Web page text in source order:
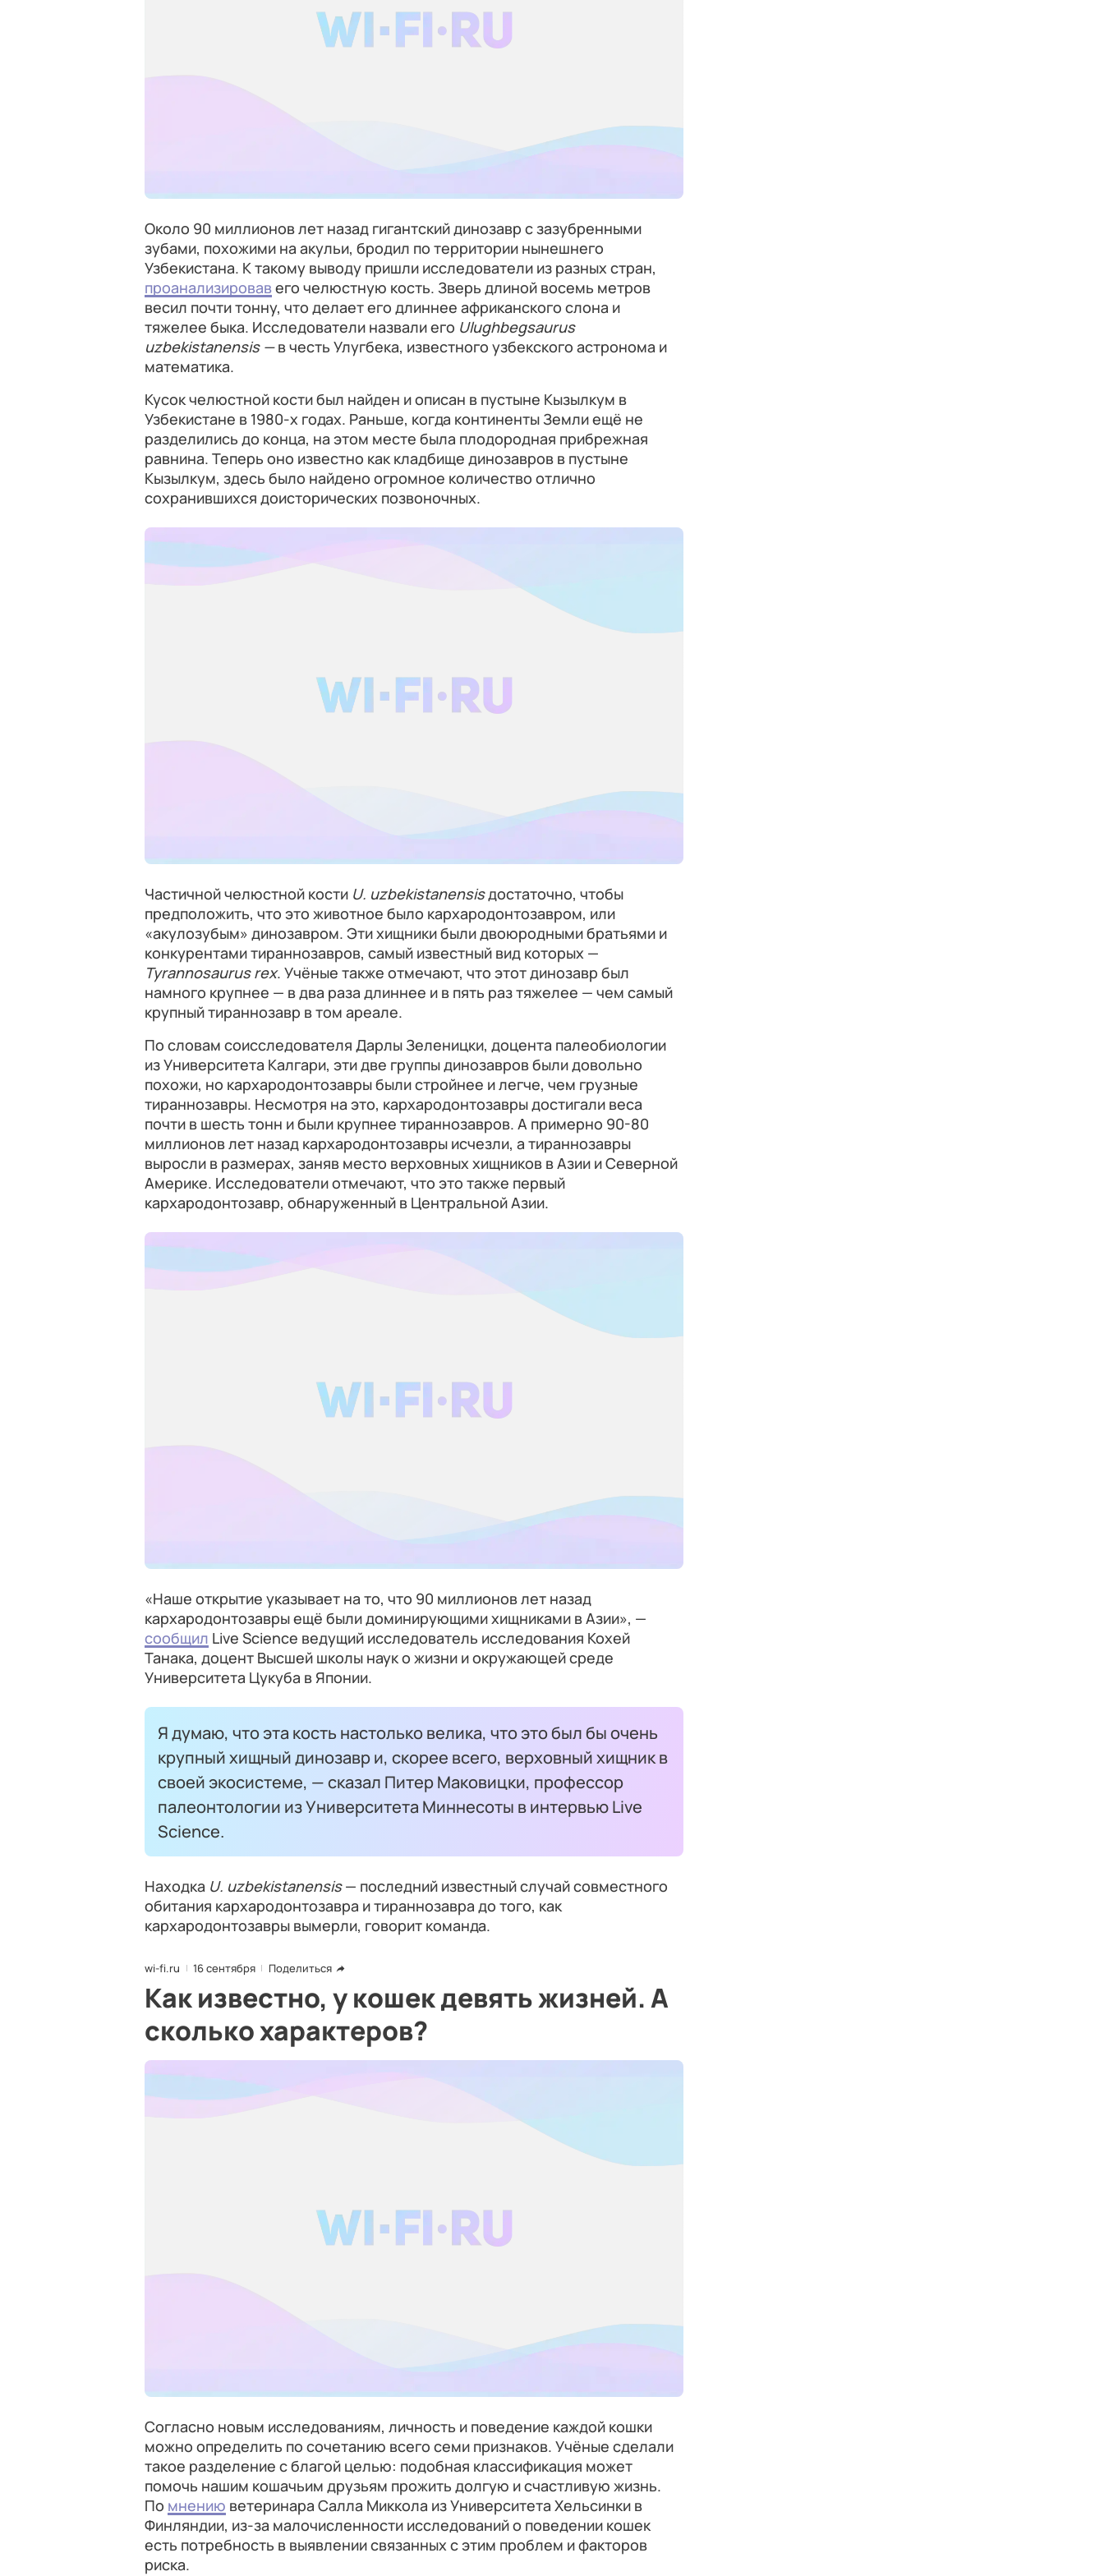
Около 90 миллионов лет назад гигантский динозавр с зазубренными
зубами, похожими на акульи, бродил по территории нынешнего
Узбекистана. К такому выводу пришли исследователи из разных стран,
проанализировавего челюстную кость. Зверь длиной восемь метров
весил почти тонну, что делает его длиннее африканского слона и
тяжелее быка. Исследователи назвали его Ulughbegsaurus
uzbekistanensis —в честь Улугбека, известного узбекского астронома и
математика.
Кусок челюстной кости был найден и описан в пустыне Кызылкум в
Узбекистане в 1980-х годах. Раньше, когда континенты Земли ещё не
разделились до конца, на этом месте была плодородная прибрежная
равнина. Теперь оно известно как кладбище динозавров в пустыне
Кызылкум, здесь было найдено огромное количество отлично
сохранившихся доисторических позвоночных.
Частичной челюстной кости U. uzbekistanensisдостаточно, чтобы
предположить, что это животное было кархародонтозавром, или
«акулозубым» динозавром. Эти хищники были двоюродными братьями и
конкурентами тираннозавров, самый известный вид которых —
Tyrannosaurus rex. Учёные также отмечают, что этот динозавр был
намного крупнее — в два раза длиннее и в пять раз тяжелее — чем самый
крупный тираннозавр в том ареале.
По словам соисследователя Дарлы Зеленицки, доцента палеобиологии
из Университета Калгари, эти две группы динозавров были довольно
похожи, но кархародонтозавры были стройнее и легче, чем грузные
тираннозавры. Несмотря на это, кархародонтозавры достигали веса
почти в шесть тонн и были крупнее тираннозавров. А примерно 90-80
миллионов лет назад кархародонтозавры исчезли, а тираннозавры
выросли в размерах, заняв место верховных хищников в Азии и Северной
Америке. Исследователи отмечают, что это также первый
кархародонтозавр, обнаруженный в Центральной Азии.
«Наше открытие указывает на то, что 90 миллионов лет назад
кархародонтозавры ещё были доминирующими хищниками в Азии», —
сообщил Live Science ведущий исследователь исследования Кохей
Танака, доцент Высшей школы наук о жизни и окружающей среде
Университета Цукуба в Японии.
Я думаю, что эта кость настолько велика, что это был бы очень
крупный хищный динозавр и, скорее всего, верховный хищник в
своей экосистеме, — сказал Питер Маковицки, профессор
палеонтологии из Университета Миннесоты в интервью Live
Science.
Находка U. uzbekistanensis— последний известный случай совместного
обитания кархародонтозавра и тираннозавра до того, как
кархародонтозавры вымерли, говорит команда.
wi-fi.ru 16 сентября Поделиться
Как известно, у кошек девять жизней. А
сколько характеров?
Согласно новым исследованиям, личность и поведение каждой кошки
можно определить по сочетанию всего семи признаков. Учёные сделали
такое разделение с благой целью: подобная классификация может
помочь нашим кошачьим друзьям прожить долгую и счастливую жизнь.
По мнению ветеринара Салла Миккола из Университета Хельсинки в
Финляндии, из-за малочисленности исследований о поведении кошек
есть потребность в выявлении связанных с этим проблем и факторов
риска.